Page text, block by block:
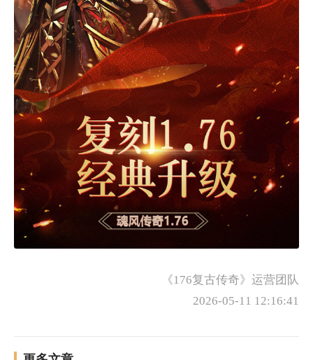
《176复古传奇》运营团队
2026-05-11 12:16:41